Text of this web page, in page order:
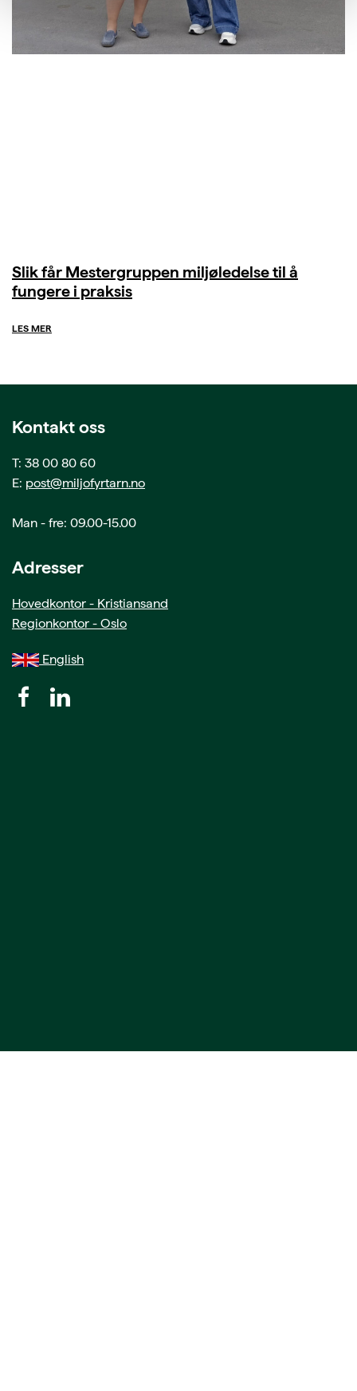
Slik får Mestergruppen miljøledelse til å
fungere i praksis
LES MER
Kontakt oss
T: 38 00 80 60
E: post@miljofyrtarn.no
Man - fre: 09.00-15.00
Adresser
Hovedkontor - Kristiansand
Regionkontor - Oslo
English